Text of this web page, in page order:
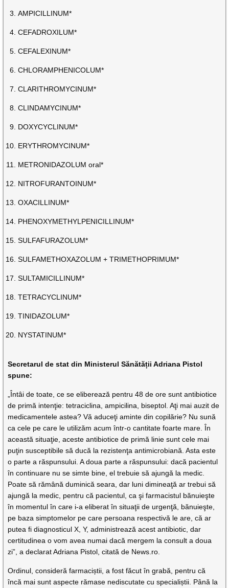
AMPICILLINUM*
CEFADROXILUM*
CEFALEXINUM*
CHLORAMPHENICOLUM*
CLARITHROMYCINUM*
CLINDAMYCINUM*
DOXYCYCLINUM*
ERYTHROMYCINUM*
METRONIDAZOLUM oral*
NITROFURANTOINUM*
OXACILLINUM*
PHENOXYMETHYLPENICILLINUM*
SULFAFURAZOLUM*
SULFAMETHOXAZOLUM + TRIMETHOPRIMUM*
SULTAMICILLINUM*
TETRACYCLINUM*
TINIDAZOLUM*
NYSTATINUM*
Secretarul de stat din Ministerul Sănătății Adriana Pistol
spune:
„Întâi de toate, ce se eliberează pentru 48 de ore sunt antibiotice
de primă intenţie: tetraciclina, ampicilina, biseptol. Aţi mai auzit de
medicamentele astea? Vă aduceţi aminte din copilărie? Nu sună
ca cele pe care le utilizăm acum într-o cantitate foarte mare. În
această situaţie, aceste antibiotice de primă linie sunt cele mai
puţin susceptibile să ducă la rezistenţa antimicrobiană. Asta este
o parte a răspunsului. A doua parte a răspunsului: dacă pacientul
în continuare nu se simte bine, el trebuie să ajungă la medic.
Poate să rămână duminică seara, dar luni dimineaţă ar trebui să
ajungă la medic, pentru că pacientul, ca şi farmacistul bănuieşte
în momentul în care i-a eliberat în situaţii de urgenţă, bănuieşte,
pe baza simptomelor pe care persoana respectivă le are, că ar
putea fi diagnosticul X, Y, administrează acest antibiotic, dar
certitudinea o vom avea numai dacă mergem la consult a doua
zi”, a declarat Adriana Pistol, citată de News.ro.
Ordinul, consideră farmaciștii, a fost făcut în grabă, pentru că
încă mai sunt aspecte rămase nediscutate cu specialiștii. Până la